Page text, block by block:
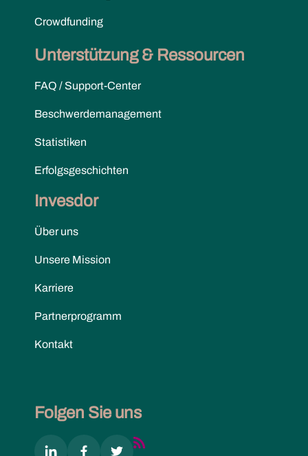
Crowdfunding
Unterstützung & Ressourcen
FAQ / Support-Center
Beschwerdemanagement
Statistiken
Erfolgsgeschichten
Invesdor
Über uns
Unsere Mission
Karriere
Partnerprogramm
Kontakt
Folgen Sie uns